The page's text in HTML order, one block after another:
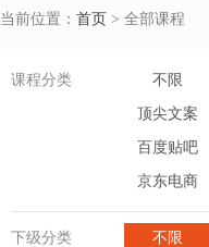
当前位置： 首页 > 全部课程
课程分类 不限
顶尖文案
百度贴吧
京东电商
下级分类 不限